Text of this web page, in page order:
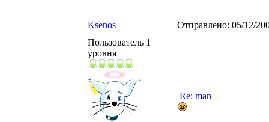
Ksenos Отправлено: 05/12/
Пользователь 1
уровня
Re: man